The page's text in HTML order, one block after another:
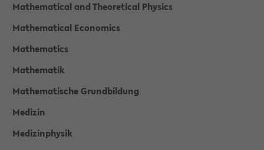
Mathematical and Theoretical Physics
Mathematical Economics
Mathematics
Mathematik
Mathematische Grundbildung
Medizin
Medizinphysik